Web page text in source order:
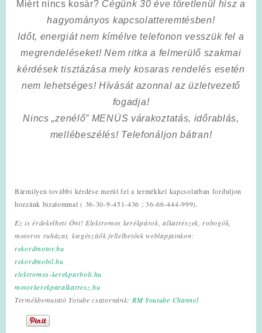
Miért nincs kosár? Cégünk 30 éve töretlenül hisz a
hagyományos kapcsolatteremtésben!
Időt, energiát nem kímélvetelefonon vesszük fel a
megrendeléseket! Nem ritka a felmerülő szakmai
kérdések tisztázása mely kosaras rendelés esetén
nem lehetséges! Hívását azonnal az üzletvezető
fogadja!
Nincs „zenélő” MENÜS várakoztatás, időrablás,
mellébeszélés! Telefonáljon bátran!
Bármilyen további kérdése merül fel a termékkel kapcsolatban forduljon
hozzánk bizalommal ( 36-30-9-451-436 ; 36-66-444-999).
Ez is érdekelheti Önt! Elektromos kerékpárok, alkatrészek, robogók,
motoros ruházat, kiegészítők fellelhetőek weblapjainkon:
rekordmotor.hu
rekordmobil.hu
elektromos-kerekparbolt.hu
motorkerekparalkatresz.hu
Termékbemutató Yotube csatornánk: RM Youtube Channel